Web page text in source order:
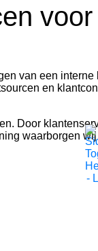
van een
en
Door
waarborgen